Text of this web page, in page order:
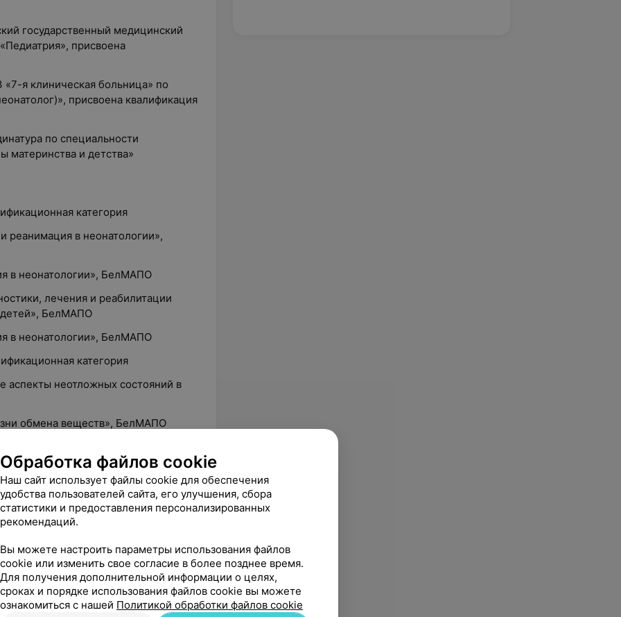
государственный медицинский
присвоена
«7-я клиническая больница» по
присвоена квалификация
по специальности
материнства и детства»
категория
реанимация в неонатологии»,
в неонатологии», БелМАПО
лечения и реабилитации
детей», БелМАПО
в неонатологии», БелМАПО
категория
аспекты неотложных состояний в
обмена веществ», БелМАПО
экспертизы временной
здравоохранения различных форм
экспертизы», БелМАПО
болезней у детей»,
БелМАПО
Обработка файлов cookie
Наш сайт использует файлы cookie для обеспечения
удобства пользователей сайта, его улучшения, сбора
статистики и предоставления персонализированных
рекомендаций.
Вы можете настроить параметры использования файлов
cookie или изменить свое согласие в более позднее время.
Для получения дополнительной информации о целях,
сроках и порядке использования файлов cookie вы можете
ознакомиться с нашей Политикой обработки файлов cookie